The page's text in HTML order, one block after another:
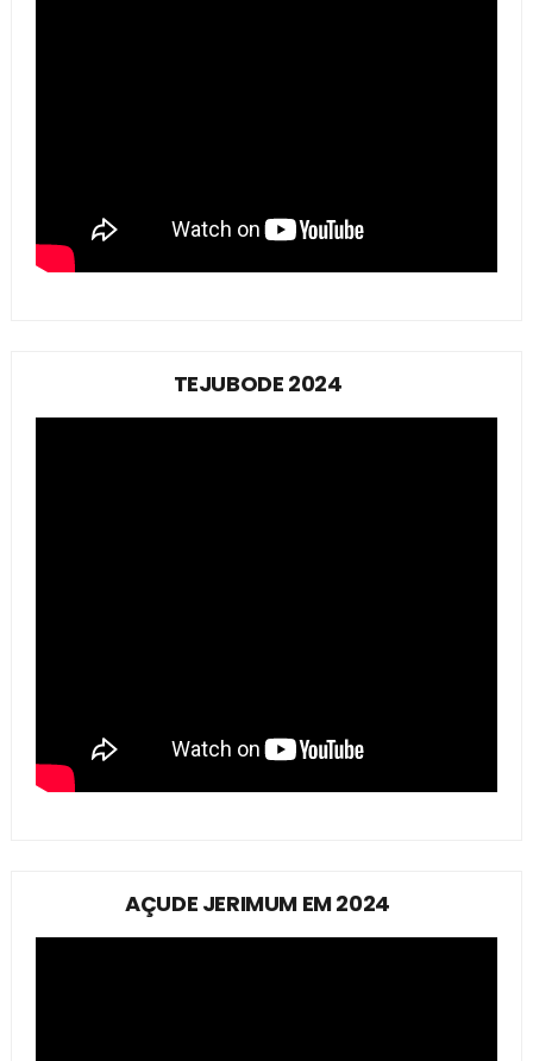
TEJUBODE 2024
AÇUDE JERIMUM EM 2024